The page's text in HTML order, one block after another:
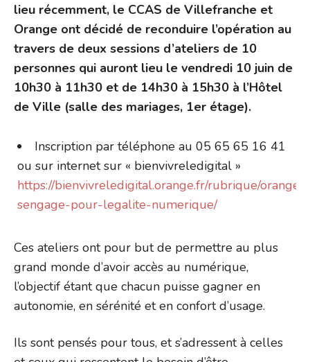
lieu récemment, le CCAS de Villefranche et
Orange ont décidé de reconduire l’opération au
travers de deux sessions d’ateliers de 10
personnes qui auront lieu le vendredi 10 juin de
10h30 à 11h30 et de 14h30 à 15h30 à l’Hôtel
de Ville (salle des mariages, 1er étage).
Inscription par téléphone au 05 65 65 16 41
ou sur internet sur « bienvivreledigital »
https://bienvivreledigital.orange.fr/rubrique/orange-
sengage-pour-legalite-numerique/
Ces ateliers ont pour but de permettre au plus
grand monde d’avoir accès au numérique,
l’objectif étant que chacun puisse gagner en
autonomie, en sérénité et en confort d’usage.
Ils sont pensés pour tous, et s’adressent à celles